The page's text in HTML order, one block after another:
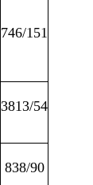
746/151
3813/54
838/90